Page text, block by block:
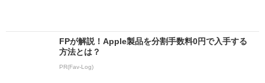
FPが解説！Apple製品を分割手数料0円で入手する
方法とは？
PR(Fav-Log)